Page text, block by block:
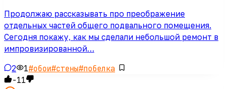
Продолжаю рассказывать про преображение
отдельных частей общего подвального помещения.
Сегодня покажу, как мы сделали небольшой ремонт в
импровизированной…
2 1#обои#стены#побелка
-11